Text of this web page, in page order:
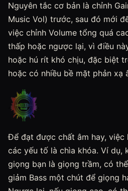
Nguyên tắc cơ bản là chỉnh
Music Vol) trước, sau đó mới
việc chỉnh Volume tổng quá
thấp hoặc ngược lại, vì điều
hoặc hú rít khó chịu, đặc biệt
hoặc có nhiều bề mặt phản xạ
Để đạt được chất âm hay, việc
các yếu tố là chìa khóa. Ví dụ,
giọng bạn là giọng trầm, có
giảm Bass một chút để giọng